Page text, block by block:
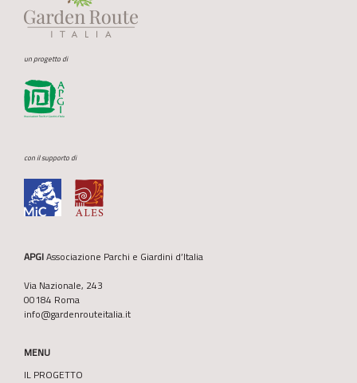
un progetto di
con il supporto di
APGIAssociazione Parchi e Giardini d’Italia
Via Nazionale, 243
00184 Roma
info@gardenrouteitalia.it
MENU
IL PROGETTO